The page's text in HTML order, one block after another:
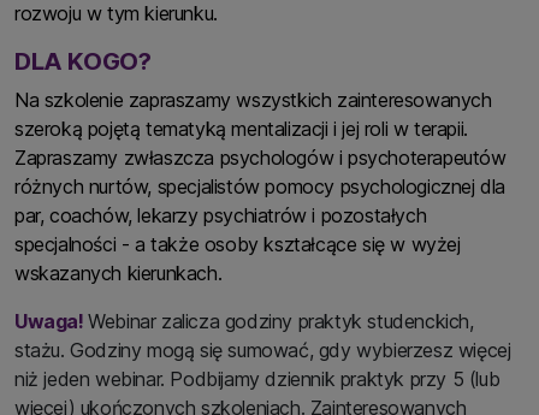
rozwoju w tym kierunku.
DLA KOGO?
Na szkolenie zapraszamy wszystkich zainteresowanych
szeroką pojętą tematyką mentalizacji i jej roli w terapii.
Zapraszamy zwłaszcza psychologów i psychoterapeutów
różnych nurtów, specjalistów pomocy psychologicznej dla
par, coachów, lekarzy psychiatrów i pozostałych
specjalności - a także osoby kształcące się w wyżej
wskazanych kierunkach.
Uwaga!Webinar zalicza godziny praktyk studenckich,
stażu. Godziny mogą się sumować, gdy wybierzesz więcej
niż jeden webinar. Podbijamy dziennik praktyk przy 5 (lub
więcej) ukończonych szkoleniach. Zainteresowanych